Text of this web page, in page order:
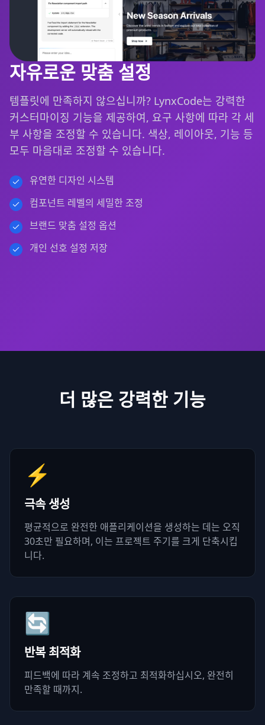
자유로운 맞춤 설정
템플릿에 만족하지 않으십니까? LynxCode는 강력한
커스터마이징 기능을 제공하여, 요구 사항에 따라 각 세
부 사항을 조정할 수 있습니다. 색상, 레이아웃, 기능 등
모두 마음대로 조정할 수 있습니다.
유연한 디자인 시스템
컴포넌트 레벨의 세밀한 조정
브랜드 맞춤 설정 옵션
개인 선호 설정 저장
더 많은 강력한 기능
⚡
극속 생성
평균적으로 완전한 애플리케이션을 생성하는 데는 오직
30초만 필요하며, 이는 프로젝트 주기를 크게 단축시킵
니다.
🔄
반복 최적화
피드백에 따라 계속 조정하고 최적화하십시오, 완전히
만족할 때까지.